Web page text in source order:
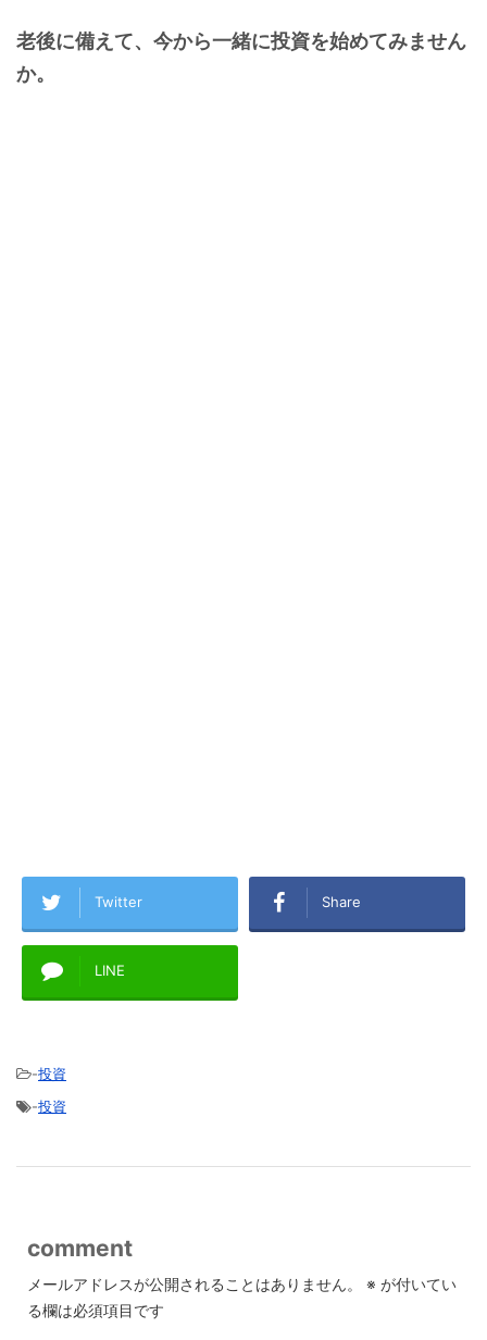
老後に備えて、今から一緒に投資を始めてみません
か。
Twitter Share
LINE
-投資
-投資
comment
メールアドレスが公開されることはありません。 ※ が付いてい
る欄は必須項目です